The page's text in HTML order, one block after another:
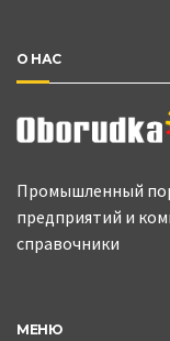
О НАС
Промышленный
предприятий и
справочники
МЕНЮ